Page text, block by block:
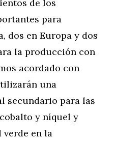
de los
para
dos en Europa y dos
la producción con
acordado con
una
secundario para las
y níquel y
en la